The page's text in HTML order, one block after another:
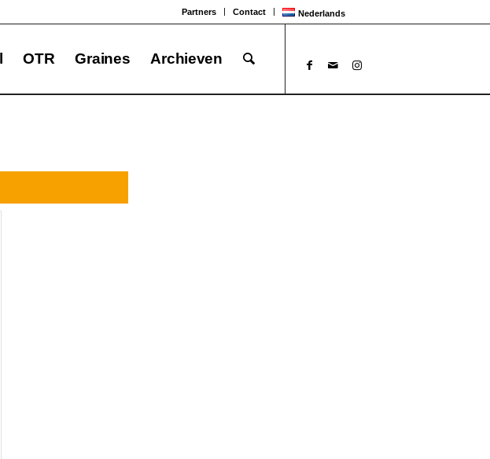
Partners Contact Nederlands
OTR Graines Archieven